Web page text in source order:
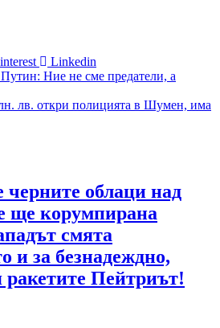
Linkedin
Ние не сме предатели, а
лв. откри полицията в Шумен, има
черните облаци над
ще корумпирана
смята
и за безнадеждно,
Пейтриът!